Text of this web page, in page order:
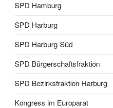
SPD Hamburg
SPD Harburg
SPD Harburg-Süd
SPD Bürgerschaftsfraktion
SPD Bezirksfraktion Harburg
Kongress im Europarat